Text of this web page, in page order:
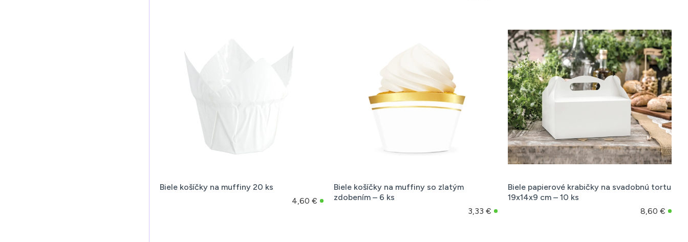
Biele košíčky na muffiny 20 ks
4,60 €
Biele košíčky na muffiny so zlatým
zdobením – 6 ks
3,33 €
Biele papierové krabičky na svadobnú tortu
19x14x9 cm – 10 ks
8,60 €